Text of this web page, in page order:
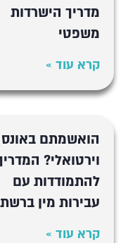
מדריך הישרדות
משפטי
קרא עוד »
הואשמתם באונס
וירטואלי?
להתמודדות עם
עבירות מין ברשת
קרא עוד »